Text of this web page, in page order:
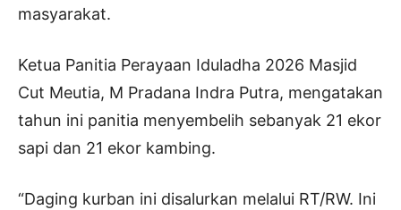
masyarakat.
Ketua Panitia Perayaan Iduladha 2026 Masjid
Cut Meutia, M Pradana Indra Putra, mengatakan
tahun ini panitia menyembelih sebanyak 21 ekor
sapi dan 21 ekor kambing.
“Daging kurban ini disalurkan melalui RT/RW. Ini